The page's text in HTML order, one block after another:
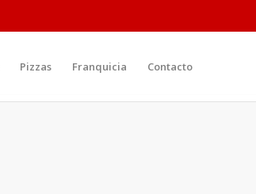
Pizzas Franquicia Contacto